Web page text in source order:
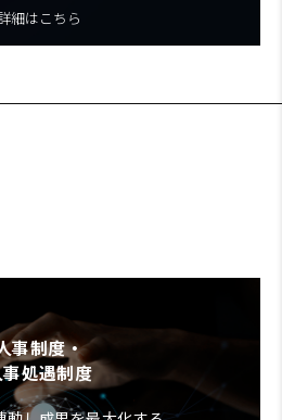
細はこちら
事制度・
処遇制度